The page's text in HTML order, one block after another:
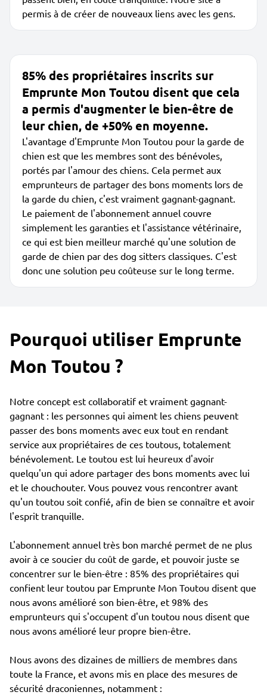
permis à de créer de nouveaux liens avec les gens.
85% des propriétaires inscrits sur
Emprunte Mon Toutou disent que cela
a permis d'augmenter le bien-être de
leur chien, de +50% en moyenne.
L'avantage d'Emprunte Mon Toutou pour la garde de
chien est que les membres sont des bénévoles,
portés par l'amour des chiens. Cela permet aux
emprunteurs de partager des bons moments lors de
la garde du chien, c'est vraiment gagnant-gagnant.
Le paiement de l'abonnement annuel couvre
simplement les garanties et l'assistance vétérinaire,
ce qui est bien meilleur marché qu'une solution de
garde de chien par des dog sitters classiques. C'est
donc une solution peu coûteuse sur le long terme.
Pourquoi utiliser Emprunte
Mon Toutou ?
Notre concept est collaboratif et vraiment gagnant-
gagnant : les personnes qui aiment les chiens peuvent
passer des bons moments avec eux tout en rendant
service aux propriétaires de ces toutous, totalement
bénévolement. Le toutou est lui heureux d'avoir
quelqu'un qui adore partager des bons moments avec lui
et le chouchouter. Vous pouvez vous rencontrer avant
qu'un toutou soit confié, afin de bien se connaître et avoir
l'esprit tranquille.
L'abonnement annuel très bon marché permet de ne plus
avoir à ce soucier du coût de garde, et pouvoir juste se
concentrer sur le bien-être : 85% des propriétaires qui
confient leur toutou par Emprunte Mon Toutou disent que
nous avons amélioré son bien-être, et 98% des
emprunteurs qui s'occupent d'un toutou nous disent que
nous avons amélioré leur propre bien-être.
Nous avons des dizaines de milliers de membres dans
toute la France, et avons mis en place des mesures de
sécurité draconiennes, notamment :